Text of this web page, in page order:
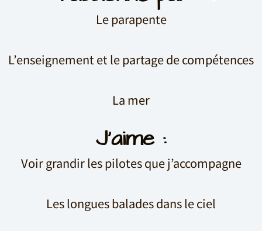
Le parapente
L’enseignement et le partage de compétences
La mer
J'aime :
Voir grandir les pilotes que j’accompagne
Les longues balades dans le ciel